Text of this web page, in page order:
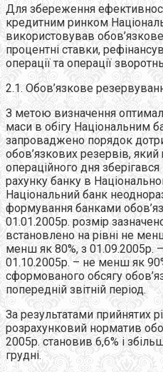
Для збереження
кредитним ринком
використовував
процентні ставки,
операції та операції
2.1. Обов’язкове
З метою визначення
маси в обігу Національним
запроваджено порядок
обов’язкових резервів,
операційного дня
рахунку банку в
Національний банк
формування банками
01.01.2005р. розмір
встановлено на рівні не
менш як 80%, з 01.09.2005р.
01.10.2005р. – не менш як
сформованого обсягу
попередній звітній період.
За результатами прийнятих
розрахунковий норматив
2005р. становив 6,6% і
грудні.